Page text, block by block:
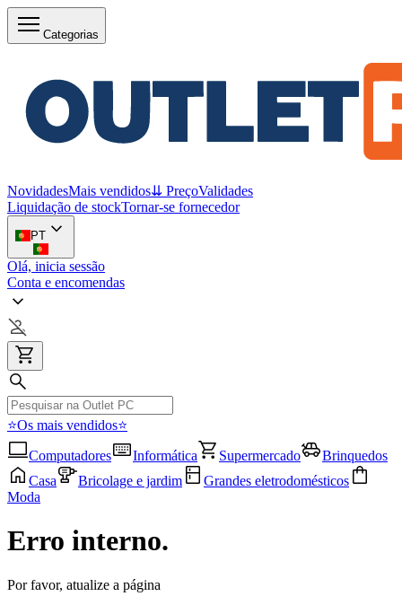
Categorias
NovidadesMais vendidos⇊ PreçoValidades
Liquidação de stockTornar-se fornecedor
PT
Olá, inicia sessão
Conta e encomendas
⭐Os mais vendidos⭐
Computadores
Informática Supermercado
Brinquedos
Casa
Bricolage e jardim
Grandes eletrodomésticos
Moda
Erro interno.
Por favor, atualize a página